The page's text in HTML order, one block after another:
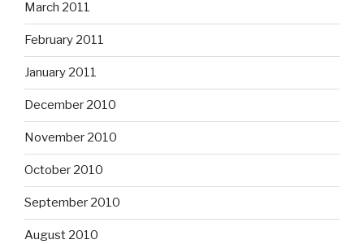
March 2011
February 2011
January 2011
December 2010
November 2010
October 2010
September 2010
August 2010